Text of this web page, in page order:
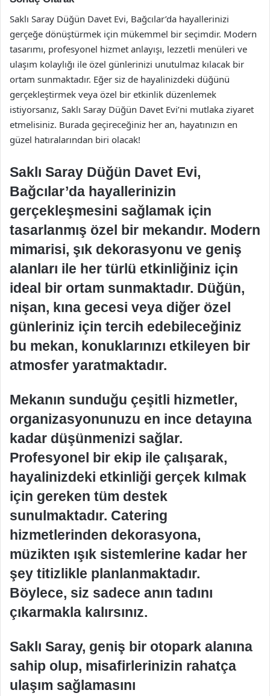
Saklı Saray Düğün Davet Evi, Bağcılar’da hayallerinizi
gerçeğe dönüştürmek için mükemmel bir seçimdir. Modern
tasarımı, profesyonel hizmet anlayışı, lezzetli menüleri ve
ulaşım kolaylığı ile özel günlerinizi unutulmaz kılacak bir
ortam sunmaktadır. Eğer siz de hayalinizdeki düğünü
gerçekleştirmek veya özel bir etkinlik düzenlemek
istiyorsanız, Saklı Saray Düğün Davet Evi’ni mutlaka ziyaret
etmelisiniz. Burada geçireceğiniz her an, hayatınızın en
güzel hatıralarından biri olacak!
Saklı Saray Düğün Davet Evi,
Bağcılar’da hayallerinizin
gerçekleşmesini sağlamak için
tasarlanmış özel bir mekandır. Modern
mimarisi, şık dekorasyonu ve geniş
alanları ile her türlü etkinliğiniz için
ideal bir ortam sunmaktadır. Düğün,
nişan, kına gecesi veya diğer özel
günleriniz için tercih edebileceğiniz
bu mekan, konuklarınızı etkileyen bir
atmosfer yaratmaktadır.
Mekanın sunduğu çeşitli hizmetler,
organizasyonunuzu en ince detayına
kadar düşünmenizi sağlar.
Profesyonel bir ekip ile çalışarak,
hayalinizdeki etkinliği gerçek kılmak
için gereken tüm destek
sunulmaktadır. Catering
hizmetlerinden dekorasyona,
müzikten ışık sistemlerine kadar her
şey titizlikle planlanmaktadır.
Böylece, siz sadece anın tadını
çıkarmakla kalırsınız.
Saklı Saray, geniş bir otopark alanına
sahip olup, misafirlerinizin rahatça
ulaşım sağlamasını